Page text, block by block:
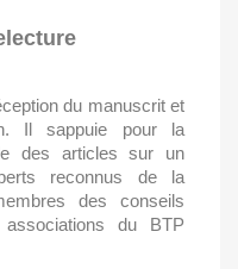
du manuscrit et
Il sappuie pour la
des articles sur un
reconnus de la
des conseils
du BTP